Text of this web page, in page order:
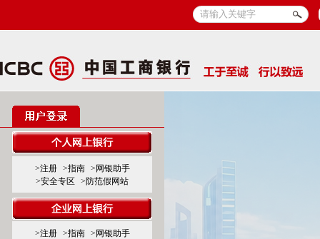
>注册 >指南
>网银助手
>安全专区
>防范假网站
>注册 >指南 >网银助手